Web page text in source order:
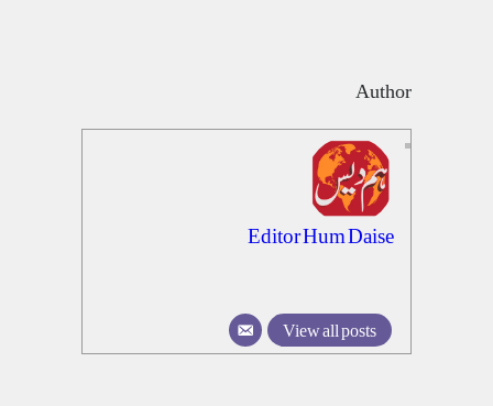
Author
Editor Hum Daise
View all posts